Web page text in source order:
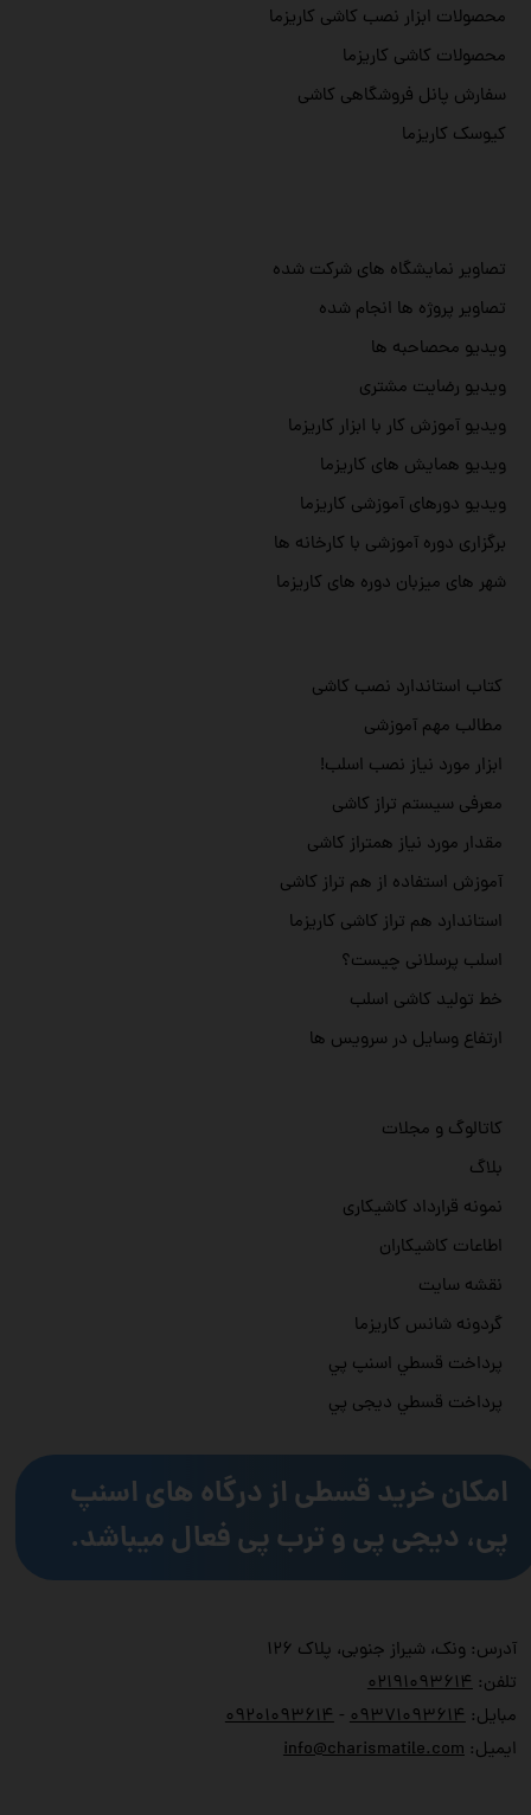
آدرس: ونک، شیراز جنوبی، پلاک ۱۲۶
تلفن:
۰۲۱۹۱۰۹۳۶۱۴
مبایل:
۰۹۳۷۱۰۹۳۶۱۴ - ۰۹۲۰۱۰۹۳۶۱۴
ایمیل:info@charismatile.com
تصاویر نمایشگاه های شرکت شده
تصاویر پروژه ها انجام شده
ویدیو محصاحبه ها
ویدیو رضایت مشتری
ویدیو آموزش کار با ابزار کاریزما
ویدیو همایش های کاریزما
ویدیو دورهای آموزشی کاریزما
برگزاری دوره آموزشی با کارخانه ها
شهر های میزبان دوره های کاریزما
محصولات ابزار نصب کاشی کاریزما
محصولات کاشی کاریزما
سفارش پانل فروشگاهی کاشی
کیوسک کاریزما
کاتالوگ و مجلات
بلاگ
نمونه قرارداد کاشیکاری
اطاعات کاشیکاران
نقشه سایت
گردونه شانس کاریزما
پرداخت قسطي اسنپ پي
پرداخت قسطي دیجی پي
کتاب استاندارد نصب کاشی
مطالب مهم آموزشی
ابزار مورد نیاز نصب اسلب!
معرفی سیستم تراز کاشی
مقدار مورد نیاز همتراز کاشی
آموزش استفاده از هم تراز کاشی
استاندارد هم تراز کاشی کاریزما
اسلب پرسلانی چیست؟
خط تولید کاشی اسلب
ارتفاع وسایل در سرویس ها
امکان خرید قسطی از درگاه های اسنپ
پی، دیجی پی و ترب پی فعال میباشد.